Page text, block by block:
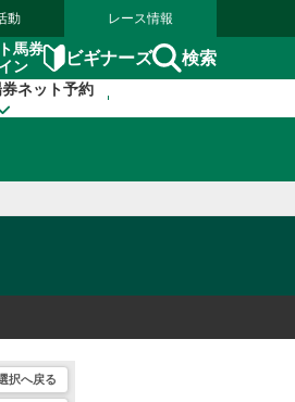
動 レース情報
馬券
ン
ビギナーズ 検索
ネット予約
択へ戻る